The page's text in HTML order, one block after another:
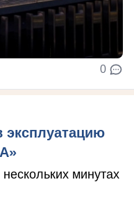
0
эксплуатацию
минутах